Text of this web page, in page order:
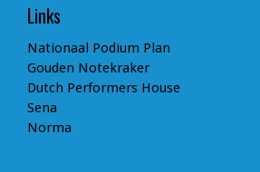
Links
Nationaal Podium Plan
Gouden Notekraker
Dutch Performers House
Sena
Norma